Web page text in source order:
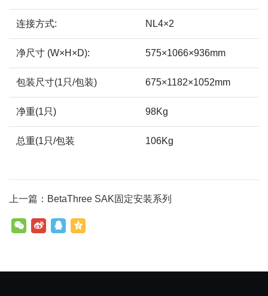
连接方式: NL4×2
净尺寸 (W×H×D): 575×1066×936mm
包装尺寸(1只/包装) 675×1182×1052mm
净重(1只) 98Kg
总重(1只/包装 106Kg
上一篇：BetaThree SAK固定安装系列